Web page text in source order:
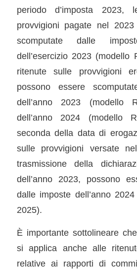
periodo d’imposta 2023,
provvigioni pagate nel
scomputate dalle
dell’esercizio 2023 (modello
ritenute sulle provvigioni
possono essere
dell’anno 2023 (modello
dell’anno 2024 (modello
seconda della data di
sulle provvigioni versate
trasmissione della
dell’anno 2023, possono
dalle imposte dell’anno
2025).
È importante sottolineare
si applica anche alle
relative ai rapporti di